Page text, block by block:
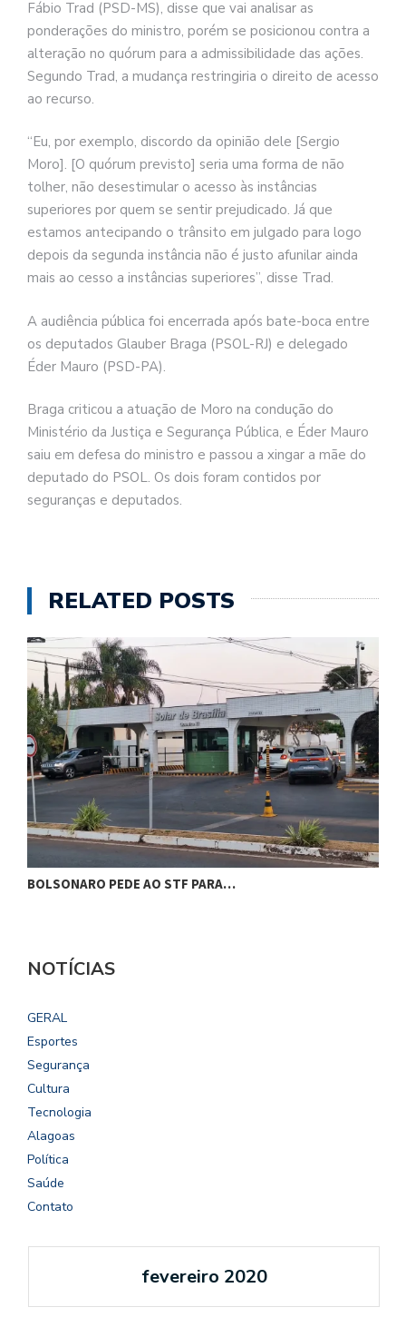
Fábio Trad (PSD-MS), disse que vai analisar as
ponderações do ministro, porém se posicionou contra a
alteração no quórum para a admissibilidade das ações.
Segundo Trad, a mudança restringiria o direito de acesso
ao recurso.
“Eu, por exemplo, discordo da opinião dele [Sergio
Moro]. [O quórum previsto] seria uma forma de não
tolher, não desestimular o acesso às instâncias
superiores por quem se sentir prejudicado. Já que
estamos antecipando o trânsito em julgado para logo
depois da segunda instância não é justo afunilar ainda
mais ao cesso a instâncias superiores”, disse Trad.
A audiência pública foi encerrada após bate-boca entre
os deputados Glauber Braga (PSOL-RJ) e delegado
Éder Mauro (PSD-PA).
Braga criticou a atuação de Moro na condução do
Ministério da Justiça e Segurança Pública, e Éder Mauro
saiu em defesa do ministro e passou a xingar a mãe do
deputado do PSOL. Os dois foram contidos por
seguranças e deputados.
RELATED POSTS
BOLSONARO PEDE AO STF PARA…
NOTÍCIAS
GERAL
Esportes
Segurança
Cultura
Tecnologia
Alagoas
Política
Saúde
Contato
fevereiro 2020